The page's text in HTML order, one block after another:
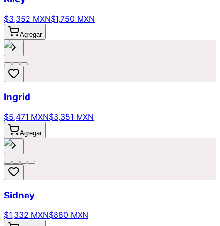
$3,352 MXN$1,750 MXN
Agregar
Ingrid
$5,471 MXN$3,351 MXN
Agregar
Sidney
$1,332 MXN$880 MXN